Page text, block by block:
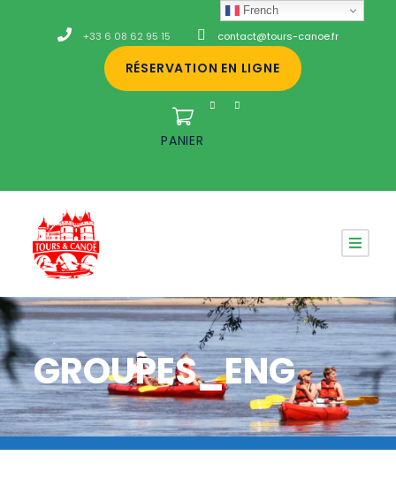
+33 6 08 62 95 15 contact@tours-canoe.fr
RÉSERVATION EN LIGNE
PANIER
GROUPES_ENG
French